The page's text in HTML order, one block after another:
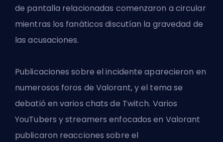
de pantalla relacionadas comenzaron a circular
mientras los fanáticos discutían la gravedad de
las acusaciones.
Publicaciones sobre el incidente aparecieron en
numerosos foros de Valorant, y el tema se
debatió en varios chats de Twitch. Varios
YouTubers y streamers enfocados en Valorant
publicaron reacciones sobre el